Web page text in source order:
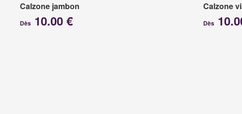
Calzone jambon
Dès10.00 €
Calzone
Dès